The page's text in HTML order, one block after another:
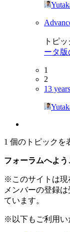
トピ
ータ
1
2
13
1 個のトピックを
フォーラムへよう
※このサイトは現
メンバーの登録
ています。
※以下もご利用い